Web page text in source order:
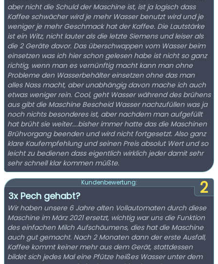
aber nicht die Schuld der Maschine ist, ist ja logisch dass
Kaffee schwächer wird je mehr Wasser benutzt wird und je
weniger je mehr Geschmack hat der Kaffee. Die Lautstärke
ist ein Witz, nicht lauter als die letzte Siemens und leiser als
die 2 Geräte davor. Das überschwappen vom Wasser beim
einsetzen was ich hier schon gelesen habe ist nicht so ganz
richtig, wenn man es vernünftig macht kann man ohne
Probleme den Wasserbehälter einsetzen ohne das man
alles Nass macht, aber unabhängig davon mache ich auch
etwas weniger rein. Cool, geht Wasser während des brühens
aus gibt die Maschine Bescheid Wasser nachzufüllen was ja
noch nichts besonderes ist, aber nachdem man aufgefüllt
hat brüht sie weiter....bisher immer hatte das die Maschinen
Brühvorgang beenden und wird nicht fortgesetzt. Also ganz
klare Kaufempfehlung und seinen Preis absolut Wert und so
leicht zu bedienen dass eigentlich wirklich jeder damit sehr
sehr schnell klar kommen müßte.
2
Kundenbewertung:
3x Pech gehabt?
Wir haben unsere 6 Jahre alten Vollautomaten durch diese
Maschine im März 2021 ersetzt, wichtig war uns die Funktion
des einfachen Milch Aufschäumens, dies hat die Maschine
auch gut gemacht. Nach 2 Monaten dann der erste Ausfall,
Kaffee kommt keiner mehr aus dem Gerät, stattdessen
bildet sich jedes Mal eine Pfütze heißes Wasser unter dem